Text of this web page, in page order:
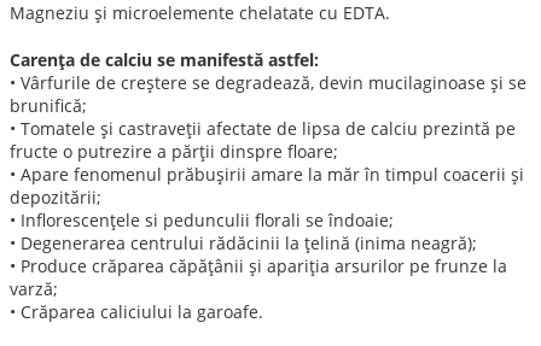
Magneziu şi microelemente chelatate cu EDTA.
Carenţa de calciu se manifestă astfel:
• Vârfurile de creştere se degradează, devin mucilaginoase şi se
brunifică;
• Tomatele şi castraveţii afectate de lipsa de calciu prezintă pe
fructe o putrezire a părţii dinspre floare;
• Apare fenomenul prăbuşirii amare la măr în timpul coacerii şi
depozitării;
• Inflorescenţele si pedunculii florali se îndoaie;
• Degenerarea centrului rădăcinii la ţelină (inima neagră);
• Produce crăparea căpăţânii şi apariţia arsurilor pe frunze la
varză;
• Crăparea caliciului la garoafe.